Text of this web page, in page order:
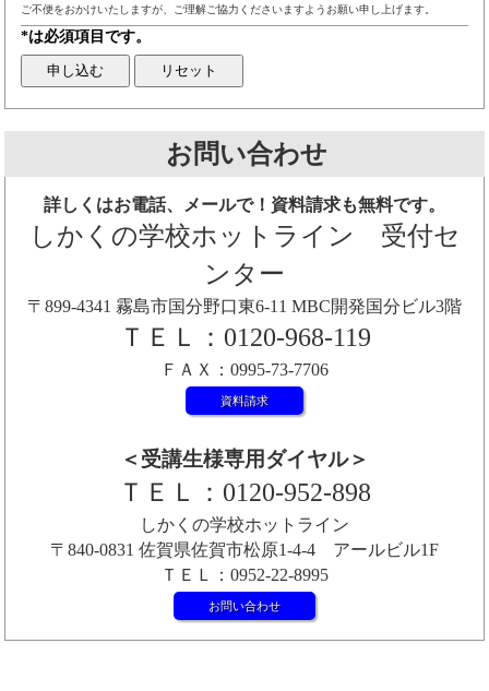
ご不便をおかけいたしますが、ご理解ご協力くださいますようお願い申し上げます。
*は必須項目です。
お問い合わせ
詳しくはお電話、メールで！資料請求も無料です。
しかくの学校ホットライン 受付セ
ンター
〒899-4341 霧島市国分野口東6-11 MBC開発国分ビル3階
ＴＥＬ：0120-968-119
ＦＡＸ：0995-73-7706
資料請求
＜受講生様専用ダイヤル＞
ＴＥＬ：0120-952-898
しかくの学校ホットライン
〒840-0831 佐賀県佐賀市松原1-4-4 アールビル1F
ＴＥＬ：0952-22-8995
お問い合わせ